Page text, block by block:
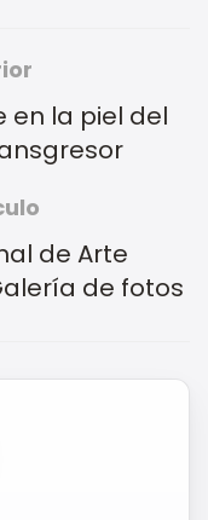
en la piel del
de Arte
de fotos